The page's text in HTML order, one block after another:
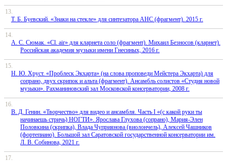
Т. Б. Буевский. «Знаки на стекле» для синтезатора АНС (фрагмент). 2015 г.
А. С. Сюмак. «Cl. аir» для кларнета соло (фрагмент). Михаил Безносов (кларнет).
Российская академия музыки имени Гнесиных, 2016 г.
Н. Ю. Хруст. «Проблеск Экхарта» (на слова проповеди Мейстера Экхарта) для
сопрано, двух скрипок и альта (фрагмент). Ансамбль солистов «Студия новой
музыки». Рахманиновский зал Московской консерватории, 2008 г.
В. Д. Генин. «Творчество» для видео и ансамбля. Часть I «(с какой руки ты
начинаешь стричь) НОГТИ». Ярослава Глухова (сопрано), Мария-Элен
Половкина (скрипка), Влада Чуприянова (виолончель), Алексей Чашников
(фортепиано). Большой зал Саратовской государственной консерватории им.
Л. В. Собинова, 2021 г.